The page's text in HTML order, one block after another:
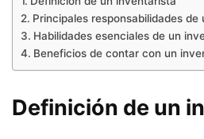
Principales responsabilidades de
Habilidades esenciales de un
Beneficios de contar con un
Definición de un